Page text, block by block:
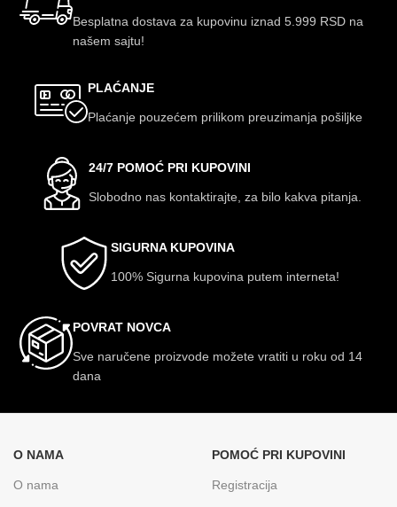
Besplatna dostava za kupovinu iznad 5.999 RSD na
našem sajtu!
PLAĆANJE
Plaćanje pouzećem prilikom preuzimanja pošiljke
24/7 POMOĆ PRI KUPOVINI
Slobodno nas kontaktirajte, za bilo kakva pitanja.
SIGURNA KUPOVINA
100% Sigurna kupovina putem interneta!
POVRAT NOVCA
Sve naručene proizvode možete vratiti u roku od 14
dana
O NAMA
O nama
POMOĆ PRI KUPOVINI
Registracija